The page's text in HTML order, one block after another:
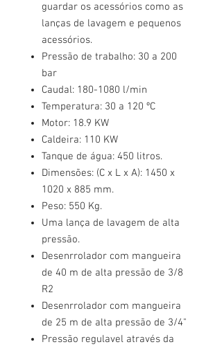
guardar os acessórios como as
lanças de lavagem e pequenos
acessórios.
Pressão de trabalho: 30 a 200
bar
Caudal: 180-1080 l/min
Temperatura: 30 a 120 ºC
Motor: 18.9 KW
Caldeira: 110 KW
Tanque de água: 450 litros.
Dimensões: (C x L x A): 1450 x
1020 x 885 mm.
Peso: 550 Kg.
Uma lança de lavagem de alta
pressão.
Desenrrolador com mangueira
de 40 m de alta pressão de 3/8
R2
Desenrrolador com mangueira
de 25 m de alta pressão de 3/4"
Pressão regulavel através da